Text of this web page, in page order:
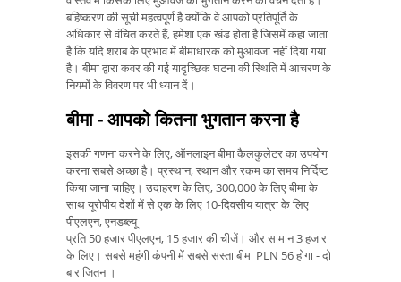
बहिष्करण की सूची महत्वपूर्ण है क्योंकि वे आपको प्रतिपूर्ति के
अधिकार से वंचित करते हैं, हमेशा एक खंड होता है जिसमें कहा जाता
है कि यदि शराब के प्रभाव में बीमाधारक को मुआवजा नहीं दिया गया
है। बीमा द्वारा कवर की गई यादृच्छिक घटना की स्थिति में आचरण के
नियमों के विवरण पर भी ध्यान दें।
बीमा - आपको कितना भुगतान करना है
इसकी गणना करने के लिए, ऑनलाइन बीमा कैलकुलेटर का उपयोग
करना सबसे अच्छा है। प्रस्थान, स्थान और रकम का समय निर्दिष्ट
किया जाना चाहिए। उदाहरण के लिए, 300,000 के लिए बीमा के
साथ यूरोपीय देशों में से एक के लिए 10-दिवसीय यात्रा के लिए
पीएलएन, एनडब्ल्यू
प्रति 50 हजार पीएलएन, 15 हजार की चीजें। और सामान 3 हजार
के लिए। सबसे महंगी कंपनी में सबसे सस्ता बीमा PLN 56 होगा - दो
बार जितना।